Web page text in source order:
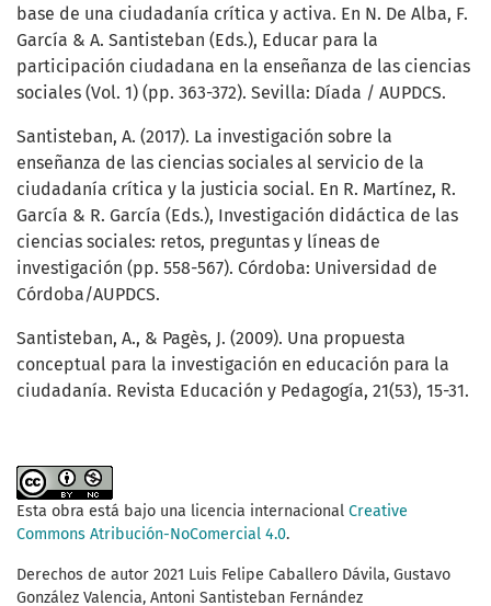
base de una ciudadanía crítica y activa. En N. De Alba, F.
García & A. Santisteban (Eds.), Educar para la
participación ciudadana en la enseñanza de las ciencias
sociales (Vol. 1) (pp. 363-372). Sevilla: Díada / AUPDCS.
Santisteban, A. (2017). La investigación sobre la
enseñanza de las ciencias sociales al servicio de la
ciudadanía crítica y la justicia social. En R. Martínez, R.
García & R. García (Eds.), Investigación didáctica de las
ciencias sociales: retos, preguntas y líneas de
investigación (pp. 558-567). Córdoba: Universidad de
Córdoba/AUPDCS.
Santisteban, A., & Pagès, J. (2009). Una propuesta
conceptual para la investigación en educación para la
ciudadanía. Revista Educación y Pedagogía, 21(53), 15-31.
Esta obra está bajo una licencia internacional Creative
Commons Atribución-NoComercial 4.0.
Derechos de autor 2021 Luis Felipe Caballero Dávila, Gustavo
González Valencia, Antoni Santisteban Fernández